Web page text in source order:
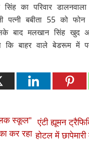
का परिवार
पत्नी बबीता 55 को
बाद मलखान सिंह खुद
कि बाहर वाले बेडरूम में
स्कूल”
कर रहा
एंटी ह्यूमन
होटल में